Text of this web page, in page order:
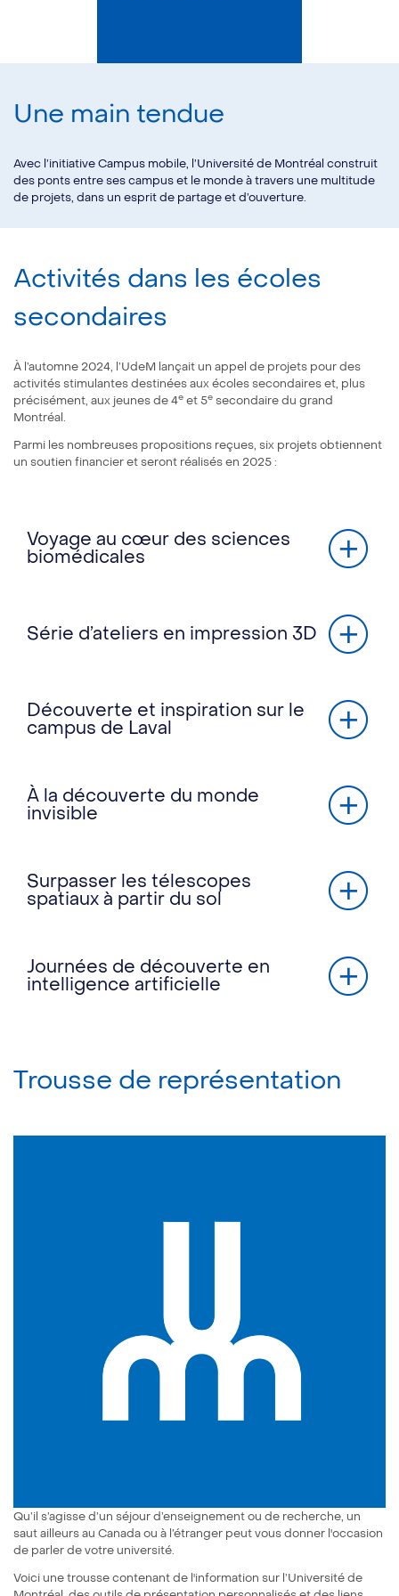
Une main tendue
Avec l’initiative Campus mobile, l’Université de Montréal construit
des ponts entre ses campus et le monde à travers une multitude
de projets, dans un esprit de partage et d’ouverture.
Activités dans les écoles
secondaires
À l’automne 2024, l’UdeM lançait un appel de projets pour des
activités stimulantes destinées aux écoles secondaires et, plus
précisément, aux jeunes de 4e et 5e secondaire du grand
Montréal.
Parmi les nombreuses propositions reçues, six projets obtiennent
un soutien financier et seront réalisés en 2025 :
Voyage au cœur des sciences
biomédicales
Série d’ateliers en impression 3D
Découverte et inspiration sur le
campus de Laval
À la découverte du monde
invisible
Surpasser les télescopes
spatiaux à partir du sol
Journées de découverte en
intelligence artificielle
Trousse de représentation
Qu’il s’agisse d’un séjour d’enseignement ou de recherche, un
saut ailleurs au Canada ou à l’étranger peut vous donner l'occasion
de parler de votre université.
Voici une trousse contenant de l'information sur l’Université de